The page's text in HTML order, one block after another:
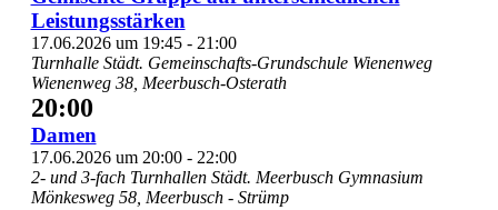
Leistungsstärken
17.06.2026 um 19:45- 21:00
Turnhalle Städt. Gemeinschafts-Grundschule Wienenweg
Wienenweg 38, Meerbusch-Osterath
20:00
Damen
17.06.2026 um 20:00- 22:00
2- und 3-fach Turnhallen Städt. Meerbusch Gymnasium
Mönkesweg 58, Meerbusch - Strümp